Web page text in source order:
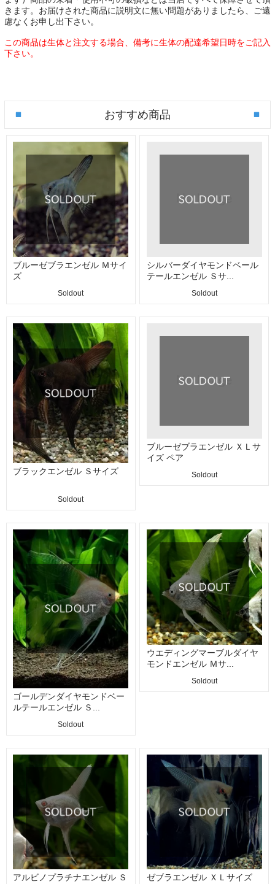
きます。お届けされた商品に説明文に無い問題がありましたら、ご遠
慮なくお申し出下さい。
この商品は生体と注文する場合、備考に生体の配達希望日時をご記入
下さい。
おすすめ商品
ブルーゼブラエンゼル Ｍサイ
ズ
Soldout
シルバーダイヤモンドベール
テールエンゼル Ｓサ...
Soldout
ブラックエンゼル Ｓサイズ
Soldout
ブルーゼブラエンゼル ＸＬサ
イズ ペア
Soldout
ゴールデンダイヤモンドベー
ルテールエンゼル Ｓ...
Soldout
ウエディングマーブルダイヤ
モンドエンゼル Ｍサ...
Soldout
アルビノプラチナエンゼル Ｓ
ゼブラエンゼル ＸＬサイズ